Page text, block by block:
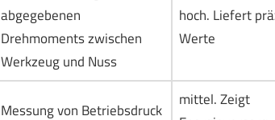
abgegebenen
Drehmoments zwischen
Werkzeug und Nuss
hoch. Liefert
Werte
Messung von Betriebsdruck
mittel. Zeigt